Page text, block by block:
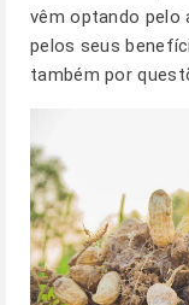
vêm optando pelo
pelos seus
também por